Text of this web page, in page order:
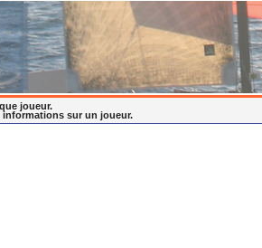
joueur.
informations sur un joueur.